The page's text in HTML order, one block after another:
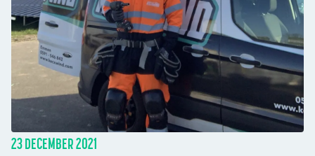
23 DECEMBER 2021